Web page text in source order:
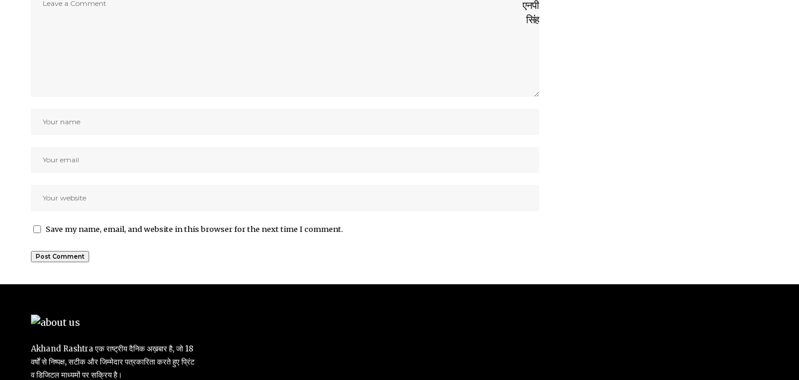
Save my name, email, and website in this browser for the next time I comment.
Akhand Rashtra एक राष्ट्रीय दैनिक अख़बार है, जो 18
वर्षों से निष्पक्ष, सटीक और जिम्मेदार पत्रकारिता करते हुए प्रिंट
व डिजिटल माध्यमों पर सक्रिय है।